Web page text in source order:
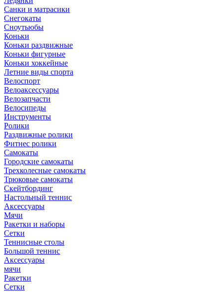
Санки и матрасики
Снегокаты
Сноутьюбы
Коньки
Коньки раздвижные
Коньки фигурные
Коньки хоккейные
Летние виды спорта
Велоспорт
Велоаксессуары
Велозапчасти
Велосипеды
Инструменты
Ролики
Раздвижные ролики
Фитнес ролики
Самокаты
Городские самокаты
Трехколесные самокаты
Трюковые самокаты
Скейтбординг
Настольный теннис
Аксессуары
Мячи
Ракетки и наборы
Сетки
Теннисные столы
Большой теннис
Аксессуары
мячи
Ракетки
Сетки